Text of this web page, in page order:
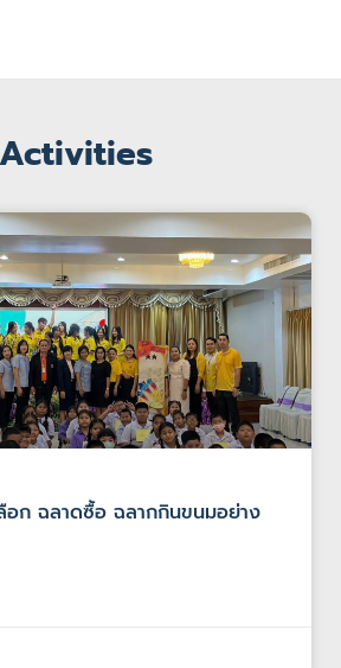
Activities
อก ฉลาดซื้อ ฉลากกินขนมอย่าง